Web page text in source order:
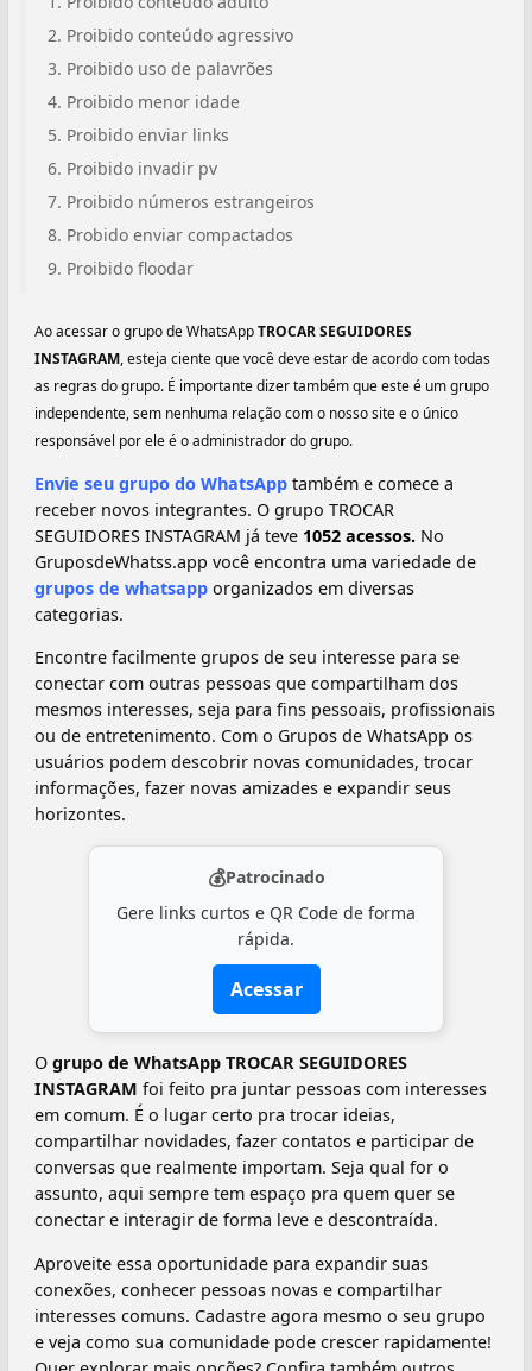
Proibido conteúdo agressivo
Proibido uso de palavrões
Proibido menor idade
Proibido enviar links
Proibido invadir pv
Proibido números estrangeiros
Probido enviar compactados
Proibido floodar
Ao acessar o grupo de WhatsAppTROCAR SEGUIDORES
INSTAGRAM, esteja ciente que você deve estar de acordo com todas
as regras do grupo. É importante dizer também que este é um grupo
independente, sem nenhuma relação com o nosso site e o único
responsável por ele é o administrador do grupo.
Envie seu grupo do WhatsApp também e comece a
receber novos integrantes. O grupo TROCAR
SEGUIDORES INSTAGRAM já teve 1052 acessos. No
GruposdeWhatss.app você encontra uma variedade de
grupos de whatsapp organizados em diversas
categorias.
Encontre facilmente grupos de seu interesse para se
conectar com outras pessoas que compartilham dos
mesmos interesses, seja para fins pessoais, profissionais
ou de entretenimento. Com o Grupos de WhatsApp os
usuários podem descobrir novas comunidades, trocar
informações, fazer novas amizades e expandir seus
horizontes.
💰Patrocinado
Gere links curtos e QR Code de forma
rápida.
Acessar
O grupo de WhatsApp TROCAR SEGUIDORES
INSTAGRAM foi feito pra juntar pessoas com interesses
em comum. É o lugar certo pra trocar ideias,
compartilhar novidades, fazer contatos e participar de
conversas que realmente importam. Seja qual for o
assunto, aqui sempre tem espaço pra quem quer se
conectar e interagir de forma leve e descontraída.
Aproveite essa oportunidade para expandir suas
conexões, conhecer pessoas novas e compartilhar
interesses comuns. Cadastre agora mesmo o seu grupo
e veja como sua comunidade pode crescer rapidamente!